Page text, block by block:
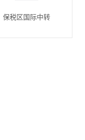
保税区国际中转